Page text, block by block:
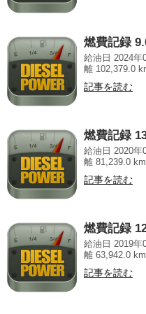
燃費記録
給油日 2024年
離 102,379.0
記事を読む
燃費記録
給油日 2020年
離 81,239.0
記事を読む
燃費記録
給油日 2019年
離 63,942.0
記事を読む